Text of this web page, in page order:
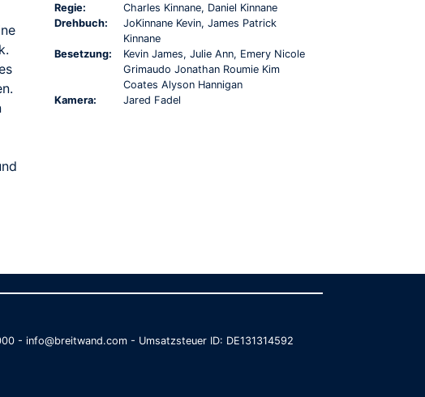
Regie:
Charles Kinnane, Daniel Kinnane
Drehbuch:
JoKinnane Kevin, James Patrick
Kinnane
Besetzung:
Kevin James, Julie Ann, Emery Nicole
Grimaudo Jonathan Roumie Kim
Coates Alyson Hannigan
Kamera:
Jared Fadel
- info@breitwand.com - Umsatzsteuer ID: DE131314592